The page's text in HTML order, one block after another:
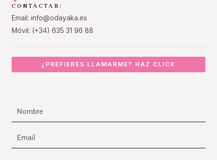
CONTACTAR:
Email: info@odayaka.es
Móvil: (+34) 635 31 96 88
¿PREFIERES LLAMARME? HAZ CLICK
Nombre
Email